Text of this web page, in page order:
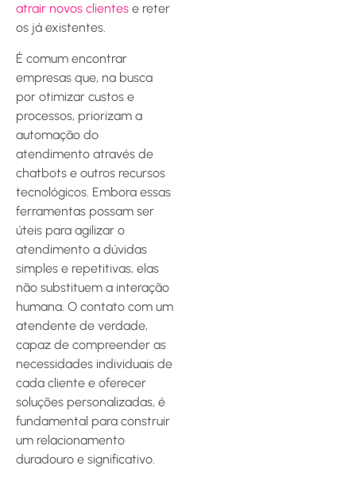
atrair novos clientes e reter
os já existentes.
É comum encontrar
empresas que, na busca
por otimizar custos e
processos, priorizam a
automação do
atendimento através de
chatbots e outros recursos
tecnológicos. Embora essas
ferramentas possam ser
úteis para agilizar o
atendimento a dúvidas
simples e repetitivas, elas
não substituem a interação
humana. O contato com um
atendente de verdade,
capaz de compreender as
necessidades individuais de
cada cliente e oferecer
soluções personalizadas, é
fundamental para construir
um relacionamento
duradouro e significativo.